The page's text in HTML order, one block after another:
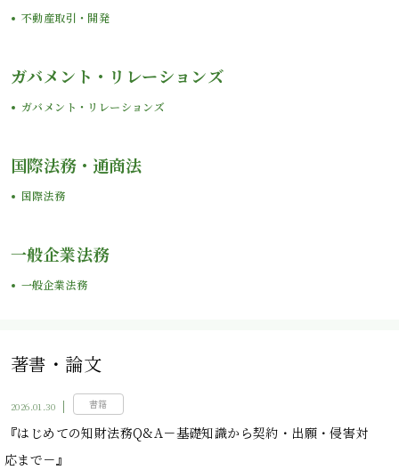
不動産取引・開発
ガバメント・リレーションズ
ガバメント・リレーションズ
国際法務・通商法
国際法務
一般企業法務
一般企業法務
著書・論文
2026.01.30
『はじめての知財法務Q&A－基礎知識から契約・出願・侵害対
応まで－』
書籍